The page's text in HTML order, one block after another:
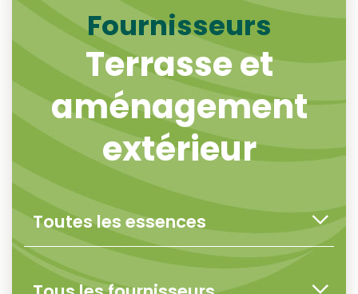
Fournisseurs
Terrasse et
aménagement
extérieur